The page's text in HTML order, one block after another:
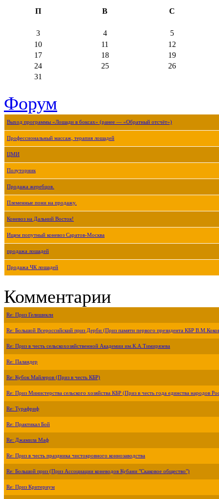
П В С
3 4
5
10
11
12
17
18
19
24
25
26
31
Форум
Выход программы «Лошади в боксах» (ранее — «Обратный отсчёт»)
Профессиональный массаж, терапия лошадей
ЦМИ
Полуторник
Продажа жеребцов.
Племенные пони на продажу.
Коневоз на Дальний Восток!
Ищем попутный коневоз Саратов-Москва
продажа лошадей
Продажа ЧК лошадей
Комментарии
Re: Приз Гелишикли
Re: Большой Всероссийский приз Дерби (Приз памяти первого президента КБР
Re: Приз в честь сельскохозяйственной Академии им.К.А.Тимирязева
Re: Паландер
Re: Кубок Майлеров (Приз в честь КБР)
Re: Приз Министерства сельского хозяйства КБР (Приз в честь года единства народов
Re: Турафриф
Re: Практикал Бой
Re: Джамила Маф
Re: Приз в честь праздника чистокровного коннозаводства
Re: Большой приз (Приз Ассоциации коневодов Кубани "Скаковое общество")
Re: Приз Критериум